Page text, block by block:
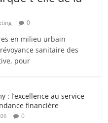
0
en milieu urbain
sanitaire des
pour
: l’excellence au service
financière
0